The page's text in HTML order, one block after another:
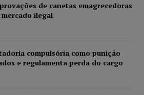
de canetas emagrecedoras
ilegal
compulsória como punição
e regulamenta perda do cargo